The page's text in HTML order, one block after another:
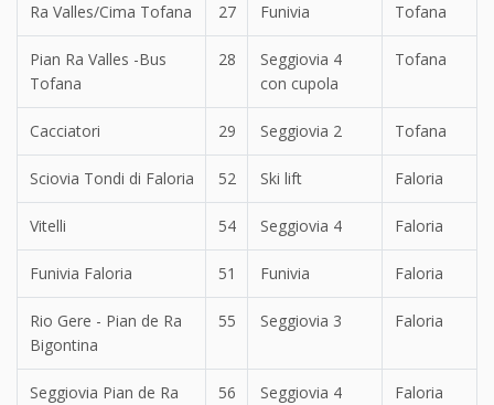
Ra Valles/Cima Tofana 27 Funivia Tofana
Pian Ra Valles -Bus
Tofana
28
Seggiovia 4
con cupola
Tofana
Cacciatori 29 Seggiovia 2 Tofana
Sciovia Tondi di Faloria 52 Ski lift Faloria
Vitelli 54 Seggiovia 4 Faloria
Funivia Faloria 51 Funivia Faloria
Rio Gere - Pian de Ra
Bigontina
55 Seggiovia 3 Faloria
Seggiovia Pian de Ra
56 Seggiovia 4 Faloria